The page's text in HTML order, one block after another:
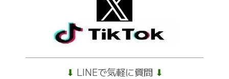
⬇︎ LINEで気軽に質問 ⬇︎